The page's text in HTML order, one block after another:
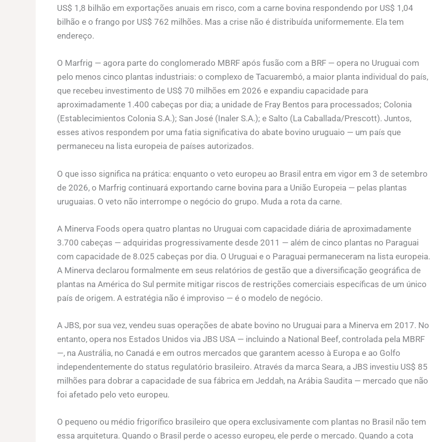
US$ 1,8 bilhão em exportações anuais em risco, com a carne bovina respondendo por US$ 1,04
bilhão e o frango por US$ 762 milhões. Mas a crise não é distribuída uniformemente. Ela tem
endereço.
O Marfrig — agora parte do conglomerado MBRF após fusão com a BRF — opera no Uruguai com
pelo menos cinco plantas industriais: o complexo de Tacuarembó, a maior planta individual do país,
que recebeu investimento de US$ 70 milhões em 2026 e expandiu capacidade para
aproximadamente 1.400 cabeças por dia; a unidade de Fray Bentos para processados; Colonia
(Establecimientos Colonia S.A.); San José (Inaler S.A.); e Salto (La Caballada/Prescott). Juntos,
esses ativos respondem por uma fatia significativa do abate bovino uruguaio — um país que
permaneceu na lista europeia de países autorizados.
O que isso significa na prática: enquanto o veto europeu ao Brasil entra em vigor em 3 de setembro
de 2026, o Marfrig continuará exportando carne bovina para a União Europeia — pelas plantas
uruguaias. O veto não interrompe o negócio do grupo. Muda a rota da carne.
A Minerva Foods opera quatro plantas no Uruguai com capacidade diária de aproximadamente
3.700 cabeças — adquiridas progressivamente desde 2011 — além de cinco plantas no Paraguai
com capacidade de 8.025 cabeças por dia. O Uruguai e o Paraguai permaneceram na lista europeia.
A Minerva declarou formalmente em seus relatórios de gestão que a diversificação geográfica de
plantas na América do Sul permite mitigar riscos de restrições comerciais específicas de um único
país de origem. A estratégia não é improviso — é o modelo de negócio.
A JBS, por sua vez, vendeu suas operações de abate bovino no Uruguai para a Minerva em 2017. No
entanto, opera nos Estados Unidos via JBS USA — incluindo a National Beef, controlada pela MBRF
—, na Austrália, no Canadá e em outros mercados que garantem acesso à Europa e ao Golfo
independentemente do status regulatório brasileiro. Através da marca Seara, a JBS investiu US$ 85
milhões para dobrar a capacidade de sua fábrica em Jeddah, na Arábia Saudita — mercado que não
foi afetado pelo veto europeu.
O pequeno ou médio frigorífico brasileiro que opera exclusivamente com plantas no Brasil não tem
essa arquitetura. Quando o Brasil perde o acesso europeu, ele perde o mercado. Quando a cota